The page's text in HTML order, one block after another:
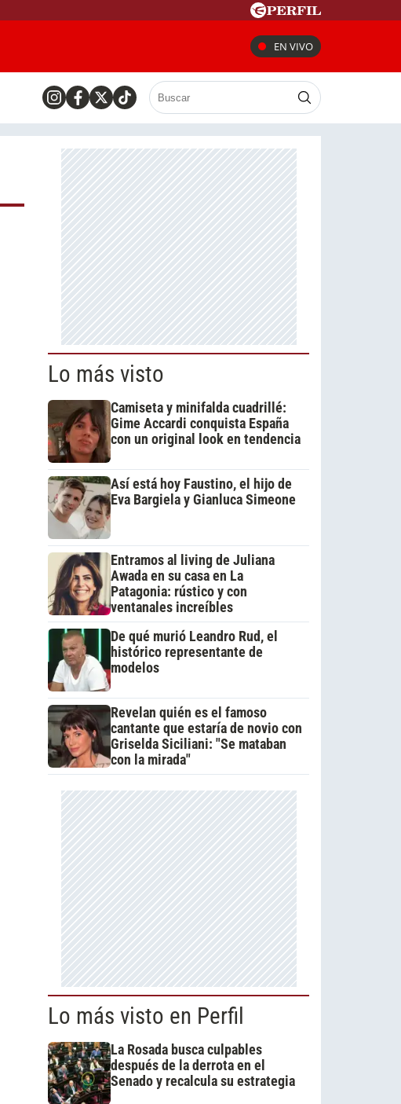
EN VIVO
Lo más visto
Camiseta y minifalda cuadrillé:
Gime Accardi conquista España
con un original look en tendencia
Así está hoy Faustino, el hijo de
Eva Bargiela y Gianluca Simeone
Entramos al living de Juliana
Awada en su casa en La
Patagonia: rústico y con
ventanales increíbles
De qué murió Leandro Rud, el
histórico representante de
modelos
Revelan quién es el famoso
cantante que estaría de novio con
Griselda Siciliani: "Se mataban
con la mirada"
Lo más visto en Perfil
La Rosada busca culpables
después de la derrota en el
Senado y recalcula su estrategia